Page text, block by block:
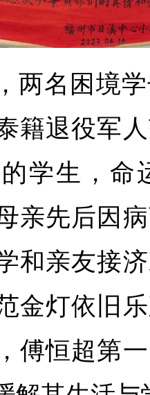
两名困境
籍退役军
学生，命
亲先后因
和亲友接
金灯依旧
傅恒超第